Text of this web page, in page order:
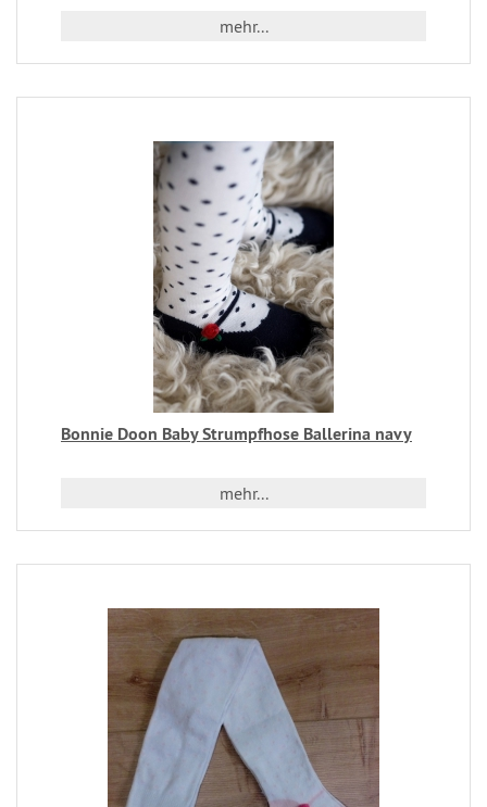
mehr...
Bonnie Doon Baby Strumpfhose Ballerina navy
mehr...